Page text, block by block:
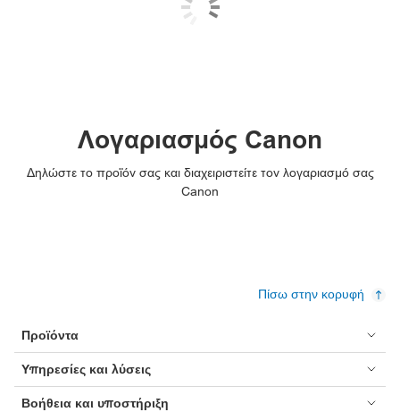
Λογαριασμός Canon
Δηλώστε το προϊόν σας και διαχειριστείτε τον λογαριασμό σας
Canon
Πίσω στην κορυφή
Προϊόντα
Υπηρεσίες και λύσεις
Βοήθεια και υποστήριξη